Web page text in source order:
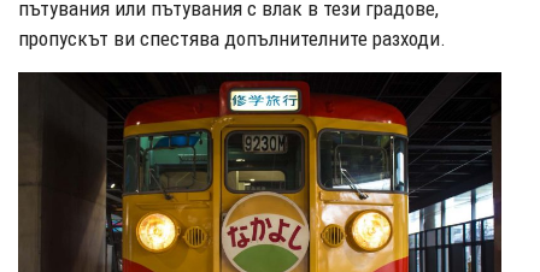
пътувания или пътувания с влак в тези градове,
пропускът ви спестява допълнителните разходи.